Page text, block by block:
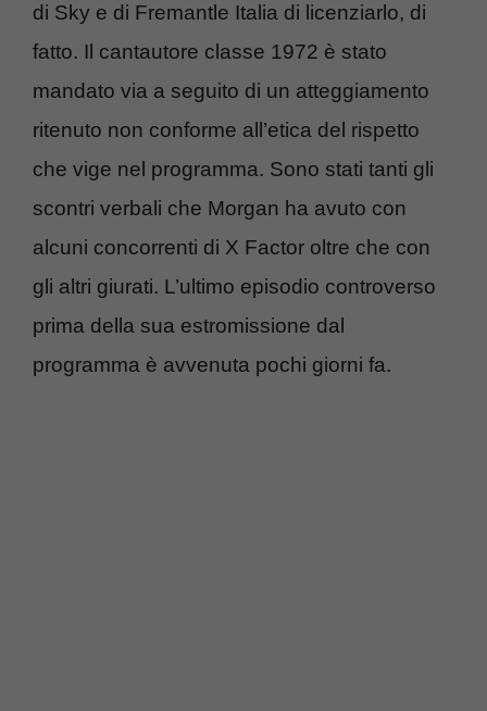
di Sky e di Fremantle Italia di licenziarlo, di
fatto. Il cantautore classe 1972 è stato
mandato via a seguito di un atteggiamento
ritenuto non conforme all’etica del rispetto
che vige nel programma. Sono stati tanti gli
scontri verbali che Morgan ha avuto con
alcuni concorrenti di X Factor oltre che con
gli altri giurati. L’ultimo episodio controverso
prima della sua estromissione dal
programma è avvenuta pochi giorni fa.